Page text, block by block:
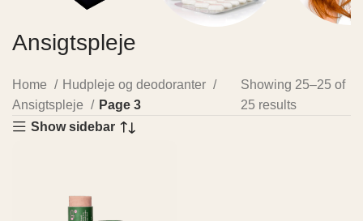
Gavesæt
8 products
Ansigtspleje
Home
Hudpleje og deodoranter
Ansigtspleje
Page 3
Showing 25–25 of
25 results
Show sidebar